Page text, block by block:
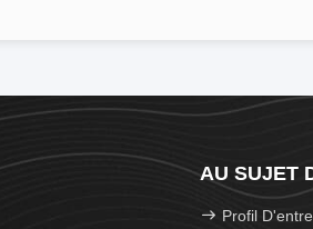
AU SUJET
Profil